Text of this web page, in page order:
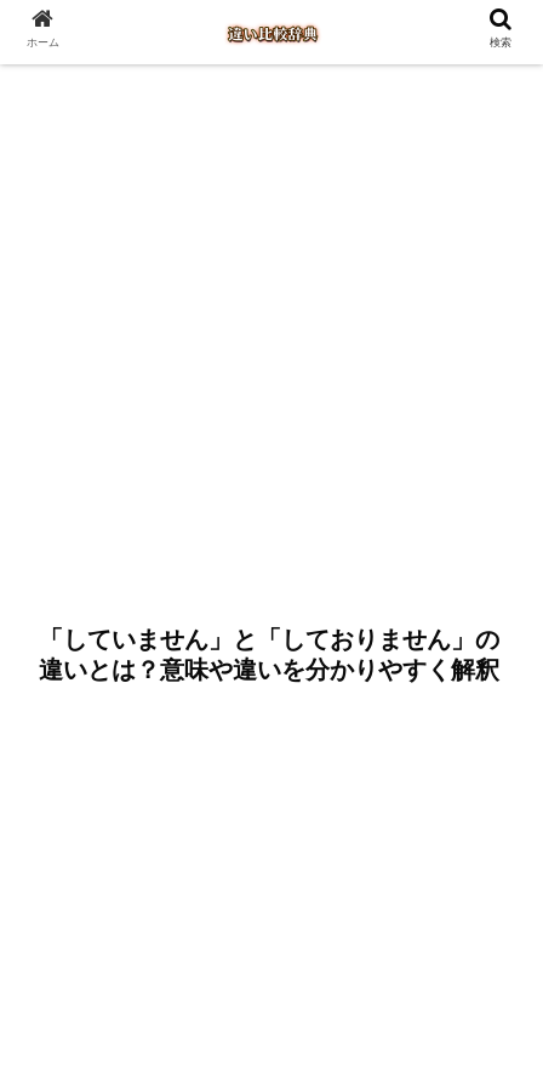
「していません」と「しておりません」の
違いとは？意味や違いを分かりやすく解釈
ホーム 検索